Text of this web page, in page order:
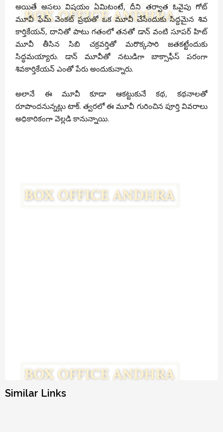
అయితే అసలు విషయం ఏమిటంటే, దీని తర్వాత ఓవైపు గోట్
మూవీ ఫేమ్ వెంకట్ ప్రభుతో ఒక మూవీ చేసేందుకు సిద్దమైన శివ
కార్తికేయన్, దానితో పాటు గతంలో తనతో డాన్ వంటి సూపర్ హిట్
మూవీ తీసిన సిబి చక్రవర్తితో మరొక్కసారి జతకట్టేందుకు
సిద్ధమయ్యారు. డాన్ మూవీతో నటుడిగా బాక్సాఫీస్ పరంగా
శివకార్తికేయన్ ఎంతో పేరు అందుకున్నారు.
అలానే ఈ మూవీ కూడా ఆకట్టుకునే కథ, కథనాలతో
రూపొందనున్నట్లు టాక్. త్వరలో ఈ మూవీ గురించిన పూర్తి వివరాలు
అధికారికంగా వెల్లడి కానున్నాయి.
Similar Links